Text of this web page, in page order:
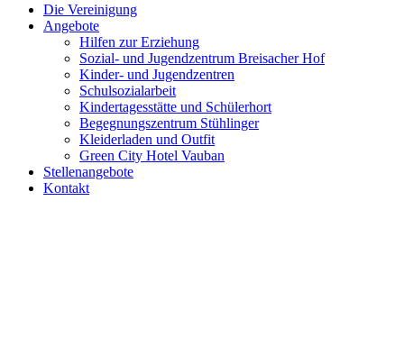
Close
Menu
Die Vereinigung
Angebote
Hilfen zur Erziehung
Sozial- und Jugendzentrum Breisacher Hof
Kinder- und Jugendzentren
Schulsozialarbeit
Kindertagesstätte und Schülerhort
Begegnungszentrum Stühlinger
Kleiderladen und Outfit
Green City Hotel Vauban
Stellenangebote
Kontakt